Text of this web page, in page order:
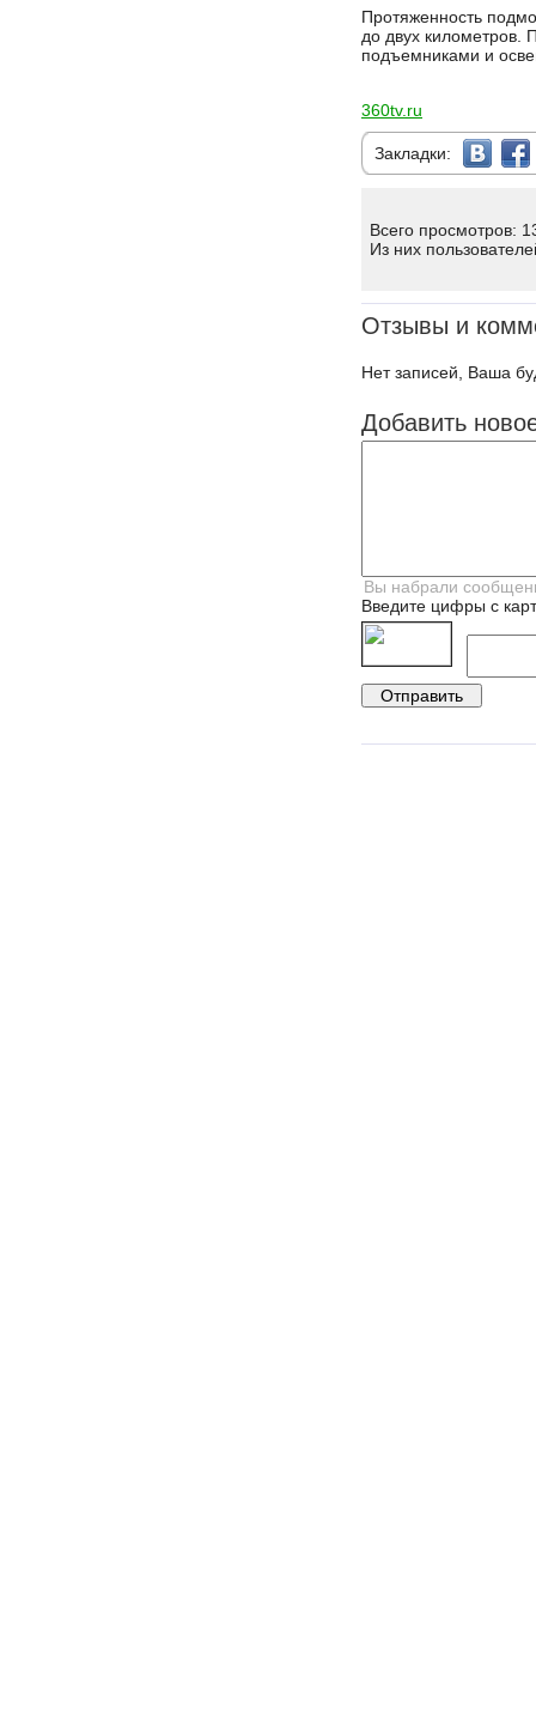
Протяженность
до двух километров.
подъемниками и
360tv.ru
Закладки:
Всего просмотров:
Из них
Отзывы и
Нет записей, Ваша
Добавить
Введите цифры с